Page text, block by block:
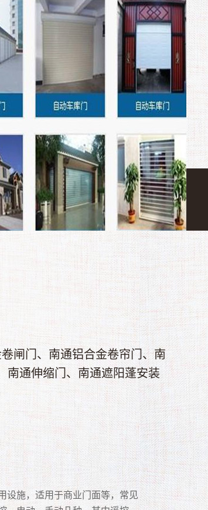
闸门、南通铝合金卷帘门、南
南通伸缩门、南通遮阳蓬安装
卷帘门，高速卷帘门具有保温、
动的门片串联在一起，在固定的
的一种，采用电力驱动，轻便灵
门
的卷闸门！卷闸门就是那种面板
设施，适用于商业门面等，常见
闸门品种中的一种，用聚碳酸脂
门、抗风卷帘门，是多家企业经
主要还是为了安全性，阻止别人强
门
:1、优美大方线条型门框。美观
门
不锈钢通花门，主要采用优质不